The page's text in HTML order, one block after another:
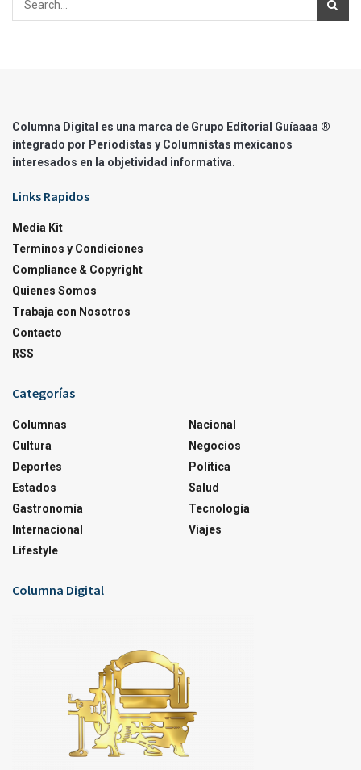
Columna Digital es una marca de Grupo Editorial Guíaaaa ®
integrado por Periodistas y Columnistas mexicanos
interesados en la objetividad informativa.
Links Rapidos
Media Kit
Terminos y Condiciones
Compliance & Copyright
Quienes Somos
Trabaja con Nosotros
Contacto
RSS
Categorías
Columnas
Cultura
Deportes
Estados
Gastronomía
Internacional
Lifestyle
Nacional
Negocios
Política
Salud
Tecnología
Viajes
Columna Digital